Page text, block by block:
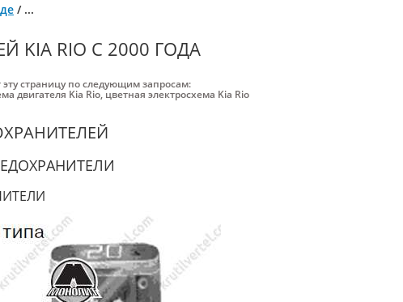
/ ...
KIA RIO С 2000 ГОДА
страницу по следующим запросам:
двигателя Kia Rio,цветная электросхема Kia Rio